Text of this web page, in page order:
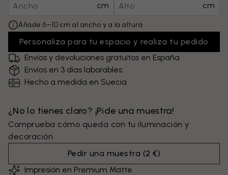
cm
cm
Añade 6–10 cm al ancho y a la altura
Personaliza para tu espacio y realiza tu pedido
Envíos y devoluciones gratuitos en España
Envíos en 3 días laborables
Hecho a medida en Suecia
¿No lo tienes claro? ¡Pide una muestra!
Comprueba cómo queda con tu iluminación y
decoración.
Pedir una muestra (2 €)
Impresión en Premium Matte